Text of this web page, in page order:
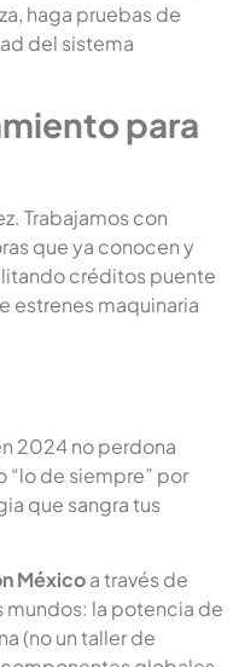
haga pruebas de
del sistema
para
Trabajamos con
que ya conocen y
créditos puente
estrenes maquinaria
2024 no perdona
de siempre” por
que sangra tus
Méxicoa través de
mundos: la potencia de
(no un taller de